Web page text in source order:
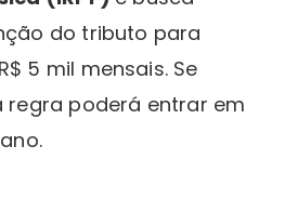
do tributo para
5 mil mensais. Se
regra poderá entrar em